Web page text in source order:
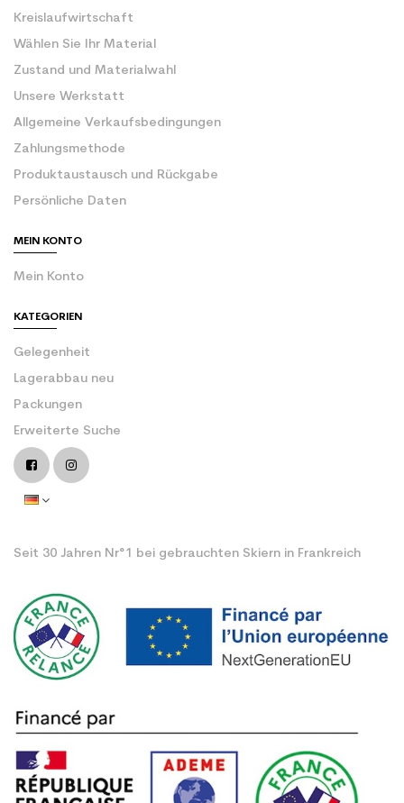
Kreislaufwirtschaft
Wählen Sie Ihr Material
Zustand und Materialwahl
Unsere Werkstatt
Allgemeine Verkaufsbedingungen
Zahlungsmethode
Produktaustausch und Rückgabe
Persönliche Daten
MEIN KONTO
Mein Konto
KATEGORIEN
Gelegenheit
Lagerabbau neu
Packungen
Erweiterte Suche
Seit 30 Jahren Nr°1 bei gebrauchten Skiern in Frankreich